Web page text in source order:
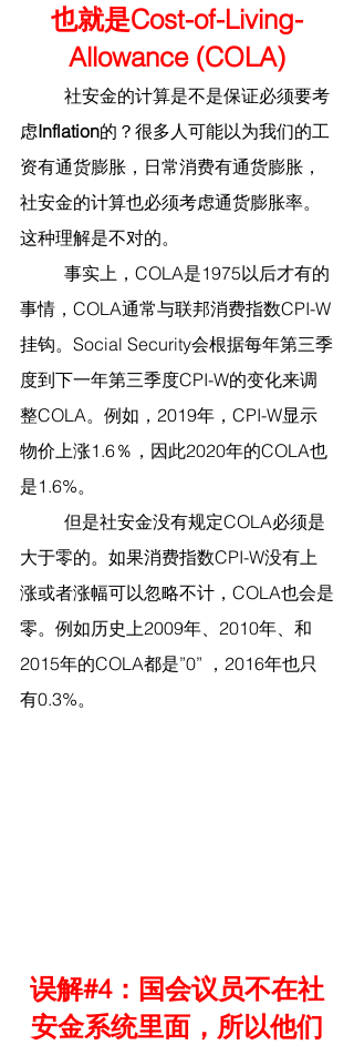
也就是Cost-of-Living-
Allowance (COLA)
虑Inflation的？很多人可能以为我们的工
资有通货膨胀，日常消费有通货膨胀，
社安金的计算也必须考虑通货膨胀率。
这种理解是不对的。
事情，COLA通常与联邦消费指数CPI-W
挂钩。Social Security会根据每年第三季
度到下一年第三季度CPI-W的变化来调
整COLA。例如，2019年，CPI-W显示
物价上涨1.6％，因此2020年的COLA也
是1.6%。
大于零的。如果消费指数CPI-W没有上
涨或者涨幅可以忽略不计，COLA也会是
零。例如历史上2009年、2010年、和
2015年的COLA都是”0” ，2016年也只
有0.3%。
误解#4：国会议员不在社
安金系统里面，所以他们